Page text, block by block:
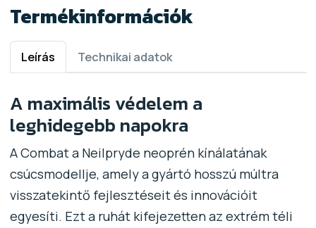
Termékinformációk
Leírás Technikai adatok
A maximális védelem a
leghidegebb napokra
A Combat a Neilpryde neoprén kínálatának
csúcsmodellje, amely a gyártó hosszú múltra
visszatekintő fejlesztéseit és innovációit
egyesíti. Ezt a ruhát kifejezetten az extrém téli